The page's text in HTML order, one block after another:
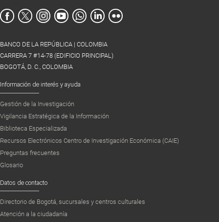
BANCO DE LA REPÚBLICA | COLOMBIA
CARRERA 7 #14-78 (EDIFICIO PRINCIPAL)
BOGOTÁ, D. C., COLOMBIA
Información de interés y ayuda
Gestión de la Investigación
Vigilancia Estratégica de la Información
Biblioteca Especializada
Recursos Electrónicos Centro de Investigación Económica (CAIE)
Preguntas frecuentes
Glosario
Datos de contacto
Directorio de Bogotá, sucursales y centros culturales
Atención a la ciudadanía